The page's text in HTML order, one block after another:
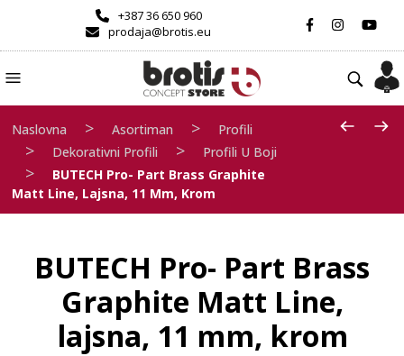
+387 36 650 960
prodaja@brotis.eu
Naslovna > Asortiman > Profili
> Dekorativni Profili > Profili U Boji
>
BUTECH Pro- Part Brass Graphite
Matt Line, Lajsna, 11 Mm, Krom
BUTECH Pro- Part Brass
Graphite Matt Line,
lajsna, 11 mm, krom